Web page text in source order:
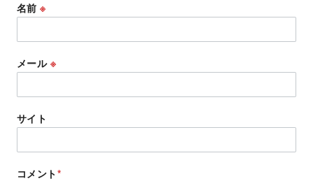
名前※
メール ※
サイト
コメント*